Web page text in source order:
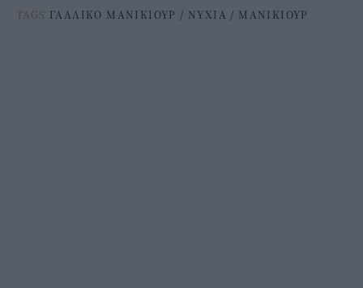
TAGS ΓΑΛΛΙΚΟ ΜΑΝΙΚΙΟΥΡ / ΝΥΧΙΑ / ΜΑΝΙΚΙΟΥΡ